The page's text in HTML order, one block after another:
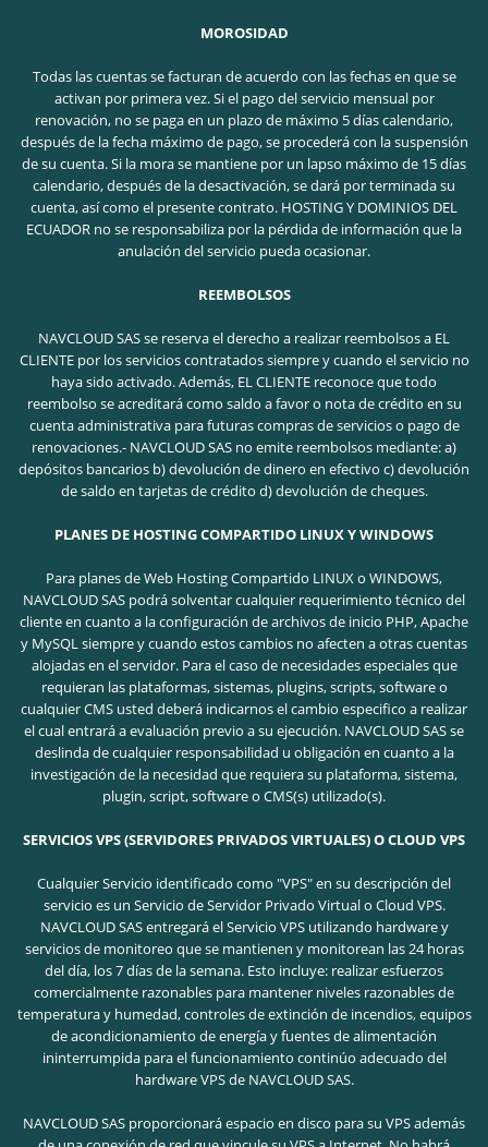
MOROSIDAD
Todas las cuentas se facturan de acuerdo con las fechas en que se
activan por primera vez. Si el pago del servicio mensual por
renovación, no se paga en un plazo de máximo 5 días calendario,
después de la fecha máximo de pago, se procederá con la suspensión
de su cuenta. Si la mora se mantiene por un lapso máximo de 15 días
calendario, después de la desactivación, se dará por terminada su
cuenta, así como el presente contrato. HOSTING Y DOMINIOS DEL
ECUADOR no se responsabiliza por la pérdida de información que la
anulación del servicio pueda ocasionar.
REEMBOLSOS
NAVCLOUD SAS se reserva el derecho a realizar reembolsos a EL
CLIENTE por los servicios contratados siempre y cuando el servicio no
haya sido activado. Además, EL CLIENTE reconoce que todo
reembolso se acreditará como saldo a favor o nota de crédito en su
cuenta administrativa para futuras compras de servicios o pago de
renovaciones.- NAVCLOUD SAS no emite reembolsos mediante: a)
depósitos bancarios b) devolución de dinero en efectivo c) devolución
de saldo en tarjetas de crédito d) devolución de cheques.
PLANES DE HOSTING COMPARTIDO LINUX Y WINDOWS
Para planes de Web Hosting Compartido LINUX o WINDOWS,
NAVCLOUD SAS podrá solventar cualquier requerimiento técnico del
cliente en cuanto a la configuración de archivos de inicio PHP, Apache
y MySQL siempre y cuando estos cambios no afecten a otras cuentas
alojadas en el servidor. Para el caso de necesidades especiales que
requieran las plataformas, sistemas, plugins, scripts, software o
cualquier CMS usted deberá indicarnos el cambio especifico a realizar
el cual entrará a evaluación previo a su ejecución. NAVCLOUD SAS se
deslinda de cualquier responsabilidad u obligación en cuanto a la
investigación de la necesidad que requiera su plataforma, sistema,
plugin, script, software o CMS(s) utilizado(s).
SERVICIOS VPS (SERVIDORES PRIVADOS VIRTUALES) O CLOUD VPS
Cualquier Servicio identificado como "VPS" en su descripción del
servicio es un Servicio de Servidor Privado Virtual o Cloud VPS.
NAVCLOUD SAS entregará el Servicio VPS utilizando hardware y
servicios de monitoreo que se mantienen y monitorean las 24 horas
del día, los 7 días de la semana. Esto incluye: realizar esfuerzos
comercialmente razonables para mantener niveles razonables de
temperatura y humedad, controles de extinción de incendios, equipos
de acondicionamiento de energía y fuentes de alimentación
ininterrumpida para el funcionamiento continúo adecuado del
hardware VPS de NAVCLOUD SAS.
NAVCLOUD SAS proporcionará espacio en disco para su VPS además